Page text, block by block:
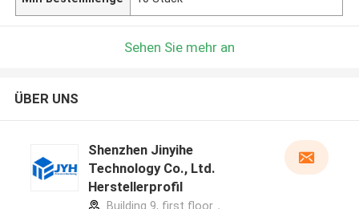
Sehen Sie mehr an
ÜBER UNS
Shenzhen Jinyihe
Technology Co., Ltd.
Herstellerprofil
Building 9, first floor，